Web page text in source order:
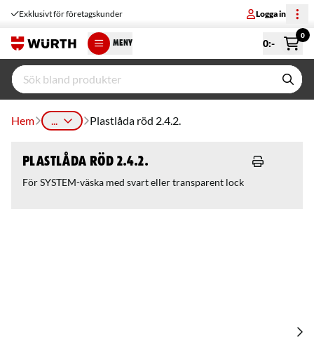
Exklusivt för företagskunder Logga in
MENY 0:-
0
Hem ... Plastlåda röd 2.4.2.
Plastlåda röd 2.4.2.
För SYSTEM-väska med svart eller transparent lock